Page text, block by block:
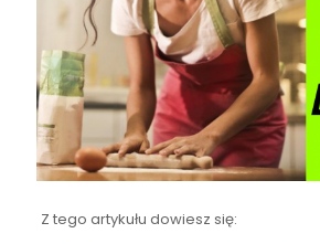
Z tego artykułu dowiesz się: